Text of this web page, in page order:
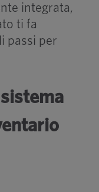
integrata,
ti fa
passi per